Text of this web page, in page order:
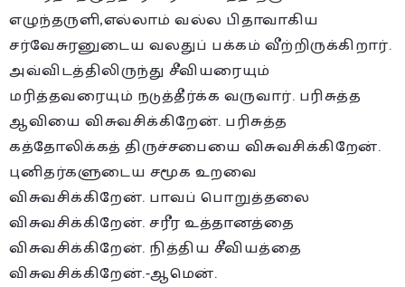
எழுந்தருளி,எல்லாம் வல்ல பிதாவாகிய
சர்வேசுரனுடைய வலதுப் பக்கம் வீற்றிருக்கிறார்.
அவ்விடத்திலிருந்து சீவியரையும்
மரித்தவரையும் நடுத்தீர்க்க வருவார். பரிசுத்த
ஆவியை விசுவசிக்கிறேன். பரிசுத்த
கத்தோலிக்கத் திருச்சபையை விசுவசிக்கிறேன்.
புனிதர்களுடைய சமூக உறவை
விசுவசிக்கிறேன். பாவப் பொறுத்தலை
விசுவசிக்கிறேன். சரீர உத்தானத்தை
விசுவசிக்கிறேன். நித்திய சீவியத்தை
விசுவசிக்கிறேன்.-ஆமென்.